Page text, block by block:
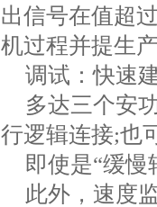
出信号在值超
机过程并提生
调试：快速
多达三个安
行逻辑连接;也
即使是“缓
此外，速度